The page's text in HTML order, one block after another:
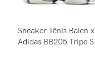
Sneaker Tênis Balen x
Adidas BB205 Tripe S